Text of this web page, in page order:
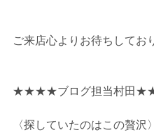
ご来店心よりお待ちしてお
★★★★ブログ担当村
〈探していたのはこの贅沢